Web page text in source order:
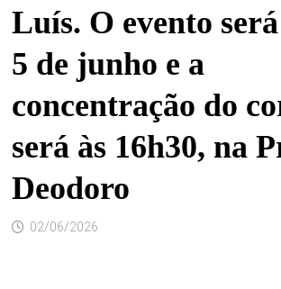
Luís. O evento
5 de junho e a
concentração do
será às 16h30, na
Deodoro
02/06/2026